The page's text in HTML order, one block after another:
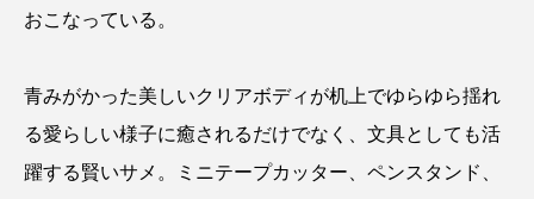
おこなっている。
青みがかった美しいクリアボディが机上でゆらゆら揺れ
る愛らしい様子に癒されるだけでなく、文具としても活
躍する賢いサメ。ミニテープカッター、ペンスタンド、